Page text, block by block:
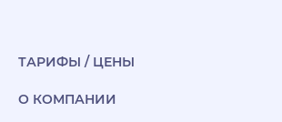
ТАРИФЫ / ЦЕНЫ
О КОМПАНИИ